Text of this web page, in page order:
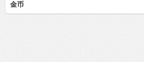
金币